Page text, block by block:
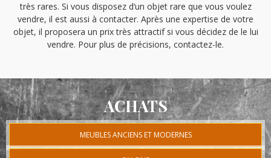
très rares. Si vous disposez d’un objet rare que vous voulez
vendre, il est aussi à contacter. Après une expertise de votre
objet, il proposera un prix très attractif si vous décidez de le lui
vendre. Pour plus de précisions, contactez-le.
ACHATS
MEUBLES ANCIENS ET MODERNES